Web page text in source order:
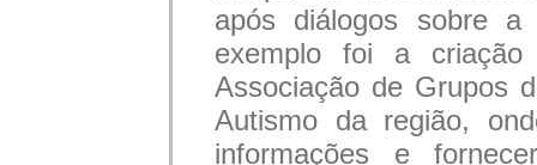
após diálogos sobre a
exemplo foi a
Associação de Grupos
Autismo da região,
informações e